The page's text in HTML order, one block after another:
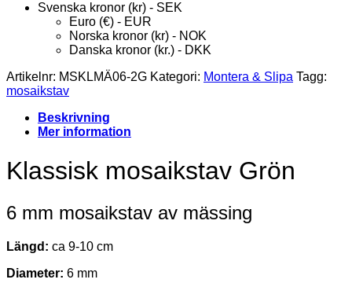
Svenska kronor (kr) - SEK
Euro (€) - EUR
Norska kronor (kr) - NOK
Danska kronor (kr.) - DKK
Artikelnr: MSKLMÄ06-2G Kategori: Montera & Slipa Tagg:
mosaikstav
Beskrivning
Mer information
Klassisk mosaikstav Grön
6 mm mosaikstav av mässing
Längd: ca 9-10 cm
Diameter: 6 mm